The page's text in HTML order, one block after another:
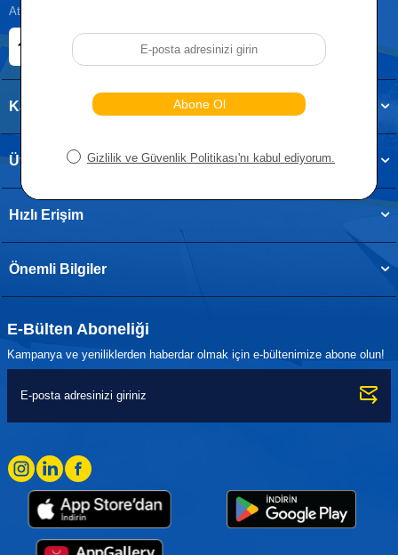
Atatürk, Kıraç Mevkii, Orhan Veli Cd. D:No:19, 34522 Esenyurt/İstanbul
E-ticaret Sitemiz
Etbis Kayıtlıdır
Kategoriler
Üye
Hızlı Erişim
Önemli Bilgiler
E-Bülten Aboneliği
Kampanya ve yeniliklerden haberdar olmak için e-bültenimize abone olun!